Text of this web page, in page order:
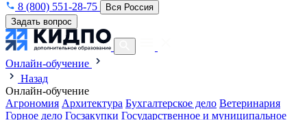
8 (800) 551-28-75
Вся Россия
Задать вопрос
Онлайн-обучение
Назад
Онлайн-обучение
Агрономия Архитектура Бухгалтерское дело Ветеринария
Горное дело Госзакупки Государственное и муниципальное